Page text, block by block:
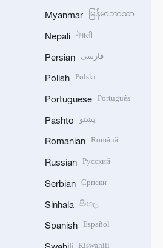
Myanmar မြန်မာဘာသာ
Nepali नेपाली
Persian فارسی
Polish Polski
Portuguese Português
Pashto پښتو
Romanian Română
Russian Русский
Serbian Српски
Sinhala සිංහල
Spanish Español
Kiswahili